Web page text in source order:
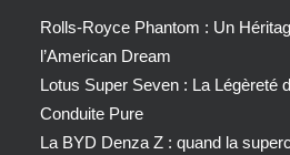
Rolls-Royce Phantom : Un
l’American Dream
Lotus Super Seven : La Légèreté
Conduite Pure
La BYD Denza Z : quand la